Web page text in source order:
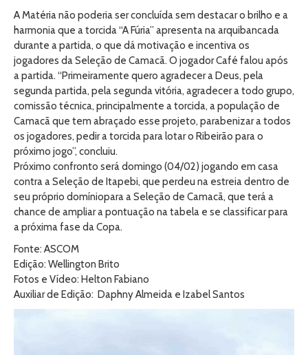
A Matéria não poderia ser concluída sem destacar o brilho e a
harmonia que a torcida “A Fúria” apresenta na arquibancada
durante a partida, o que dá motivação e incentiva os
jogadores da Seleção de Camacã. O jogador Café falou após
a partida. “Primeiramente quero agradecer a Deus, pela
segunda partida, pela segunda vitória, agradecer a todo grupo,
comissão técnica, principalmente a torcida, a população de
Camacã que tem abraçado esse projeto, parabenizar a todos
os jogadores, pedir a torcida para lotar o Ribeirão para o
próximo jogo”, concluiu.
Próximo confronto será domingo (04/02) jogando em casa
contra a Seleção de Itapebi, que perdeu na estreia dentro de
seu próprio domíniopara a Seleção de Camacã, que terá a
chance de ampliar a pontuação na tabela e se classificar para
a próxima fase da Copa.
Fonte: ASCOM
Edição: Wellington Brito
Fotos e Vídeo: Helton Fabiano
Auxiliar de Edição: Daphny Almeida e Izabel Santos